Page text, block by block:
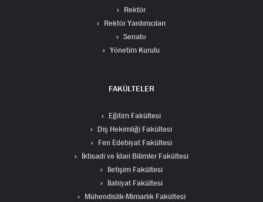
Rektör
Rektör Yardımcıları
Senato
Yönetim Kurulu
FAKÜLTELER
Eğitim Fakültesi
Diş Hekimliği Fakültesi
Fen Edebiyat Fakültesi
İktisadi ve İdari Bilimler Fakültesi
İletişim Fakültesi
İlahiyat Fakültesi
Mühendislik-Mimarlık Fakültesi